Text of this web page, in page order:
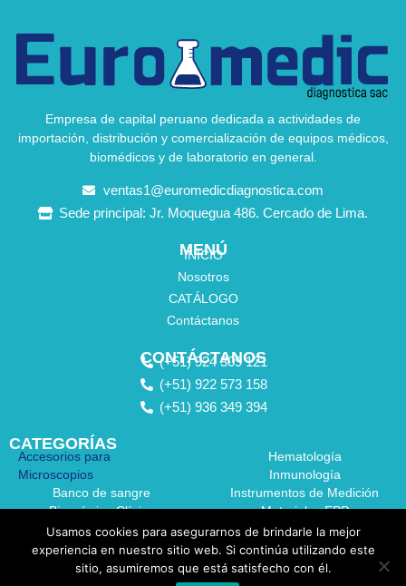
Empresa de capital peruano dedicada a actividades de
importación, distribución y comercialización de equipos médicos,
biomédicos y de laboratorio en general.
ventas1@euromedicdiagnostica.com
Sede principal: Jr. Moquegua 486. Cercado de Lima.
MENÚ
INICIO
Nosotros
CATÁLOGO
Contáctanos
CONTÁCTANOS
(+51) 924 309 121
(+51) 922 573 158
(+51) 936 349 394
CATEGORÍAS
Accesorios para
Microscopios
Banco de sangre
Bioquímica Clínica
Coagulación
Dispositivos de Laboratorio
Equipos de Laboratorio
Hematología
Inmunología
Instrumentos de Medición
Materiales EPP
Medidor de Hemoglobina
Usamos cookies para asegurarnos de brindarle la mejor
experiencia en nuestro sitio web. Si continúa utilizando este
sitio, asumiremos que está satisfecho con él.